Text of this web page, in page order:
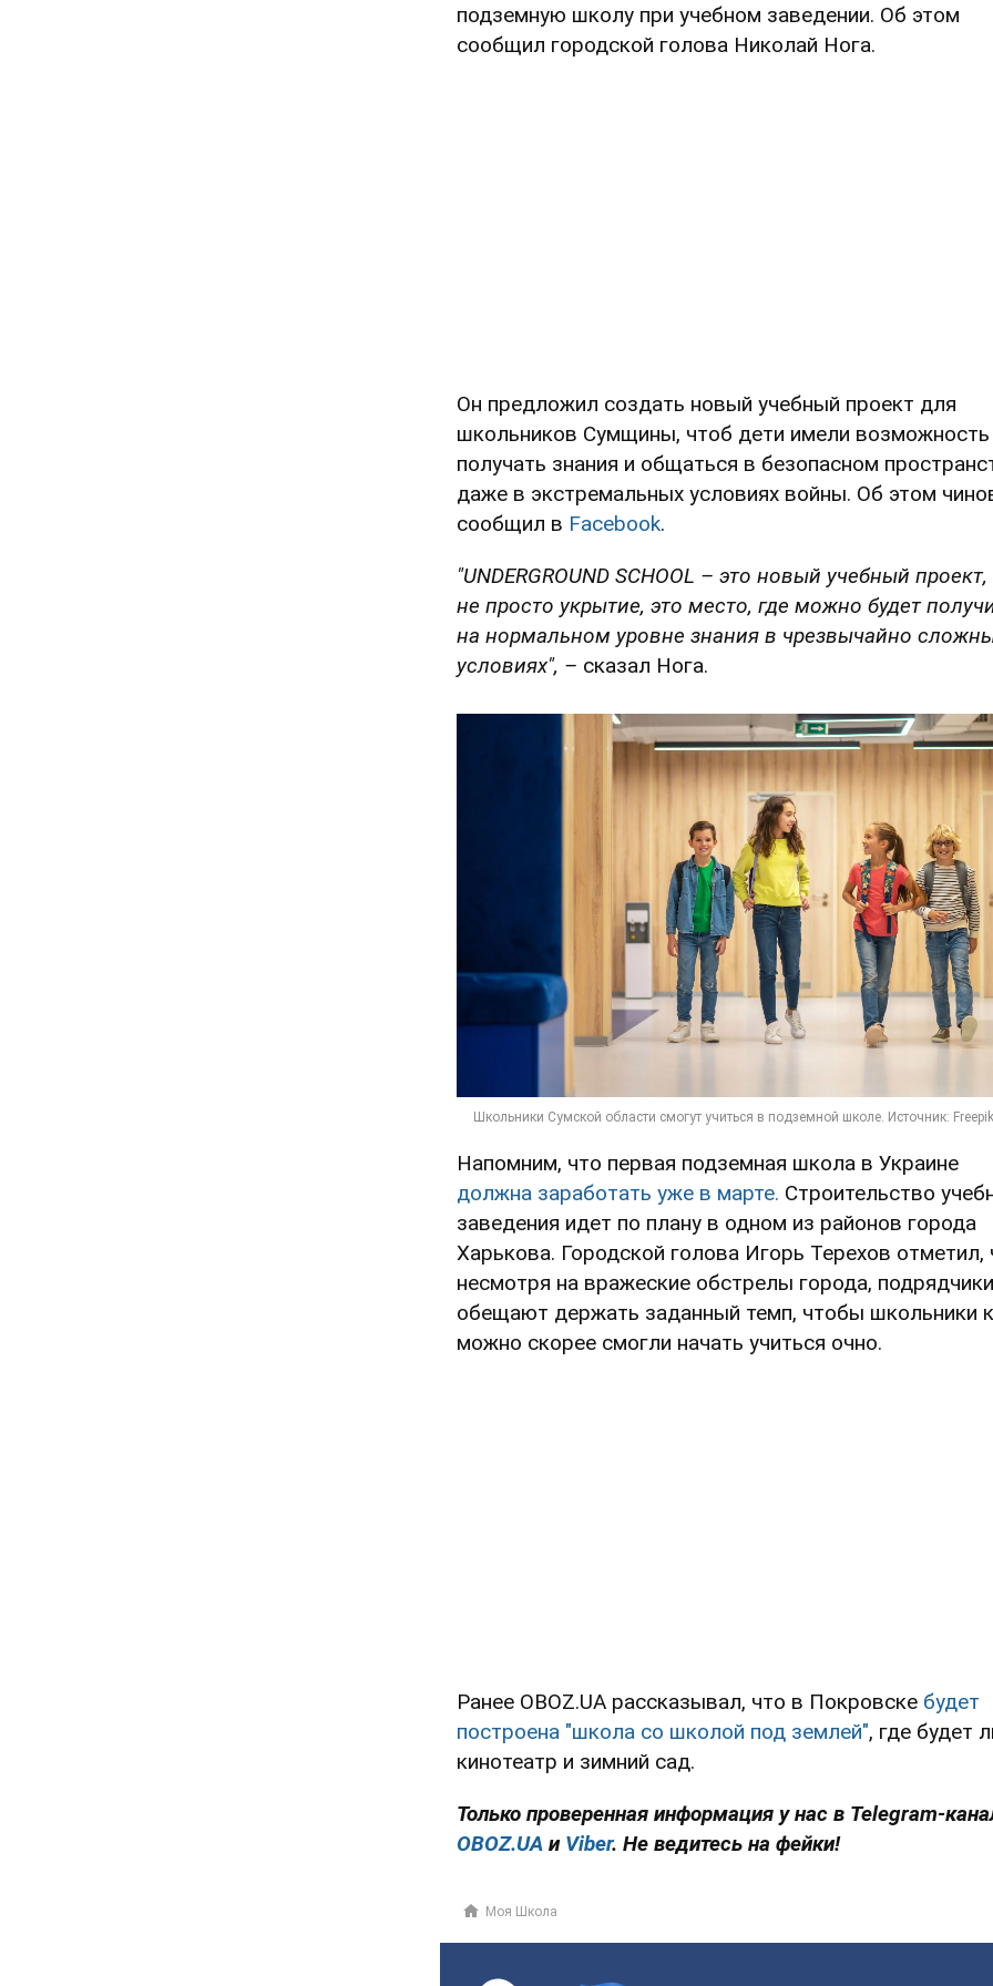
подземную школу при учебном заведении. Об этом
сообщил городской голова Николай Нога.
Он предложил создать новый учебный проект для
школьников Сумщины, чтоб дети имели возможность
получать знания и общаться в безопасном
даже в экстремальных условиях войны. Об этом
сообщил в Facebook.
"UNDERGROUND SCHOOL – это новый учебный проект,
не просто укрытие, это место, где можно будет
на нормальном уровне знания в чрезвычайно
условиях", – сказал Нога.
Напомним, что первая подземная школа в Украине
должна заработать уже в марте. Строительство
заведения идет по плану в одном из районов города
Харькова. Городской голова Игорь Терехов отметил,
несмотря на вражеские обстрелы города, подрядчики
обещают держать заданный темп, чтобы школьники
можно скорее смогли начать учиться очно.
Ранее OBOZ.UA рассказывал, что в Покровске будет
построена "школа со школой под землей", где будет
кинотеатр и зимний сад.
Только проверенная информация у нас в Telegram-
OBOZ.UA и Viber. Не ведитесь на фейки!
Моя Школа